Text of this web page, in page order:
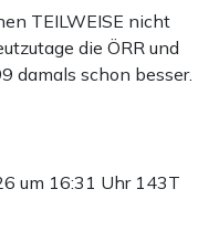
TEILWEISE nicht
die ÖRR und
damals schon besser.
um 16:31 Uhr 143T